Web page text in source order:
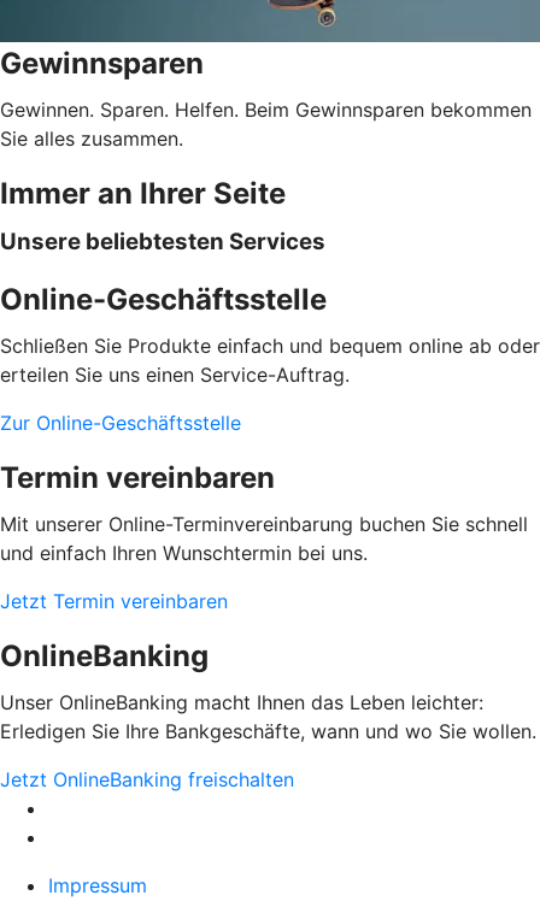
Gewinnsparen
Gewinnen. Sparen. Helfen. Beim Gewinnsparen bekommen
Sie alles zusammen.
Immer an Ihrer Seite
Unsere beliebtesten Services
Online-Geschäftsstelle
Schließen Sie Produkte einfach und bequem online ab oder
erteilen Sie uns einen Service-Auftrag.
Zur Online-Geschäftsstelle
Termin vereinbaren
Mit unserer Online-Terminvereinbarung buchen Sie schnell
und einfach Ihren Wunschtermin bei uns.
Jetzt Termin vereinbaren
OnlineBanking
Unser OnlineBanking macht Ihnen das Leben leichter:
Erledigen Sie Ihre Bankgeschäfte, wann und wo Sie wollen.
Jetzt OnlineBanking freischalten
Impressum